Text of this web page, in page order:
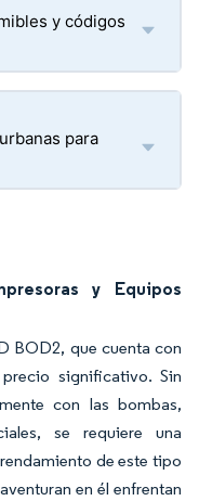
y códigos
para
y Equipos
BOD2, que cuenta con
significativo. Sin
con las bombas,
se requiere una
de este tipo
en él enfrentan